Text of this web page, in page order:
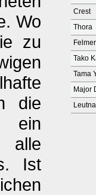
Wo
zu
die
ein
alle
Ist
Crest
Thora
Tako
Tama
Major